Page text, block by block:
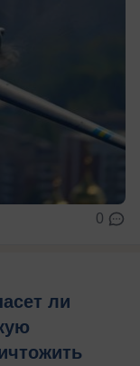
0
ли